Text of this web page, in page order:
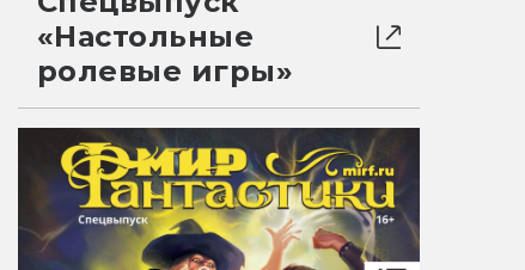
«Настольные
ролевые игры»